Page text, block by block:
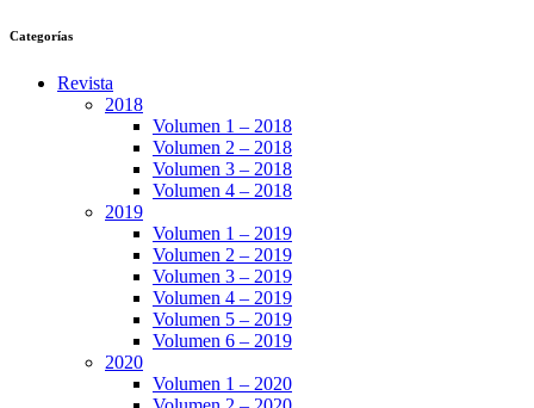
Categorías
Revista
2018
Volumen 1 – 2018
Volumen 2 – 2018
Volumen 3 – 2018
Volumen 4 – 2018
2019
Volumen 1 – 2019
Volumen 2 – 2019
Volumen 3 – 2019
Volumen 4 – 2019
Volumen 5 – 2019
Volumen 6 – 2019
2020
Volumen 1 – 2020